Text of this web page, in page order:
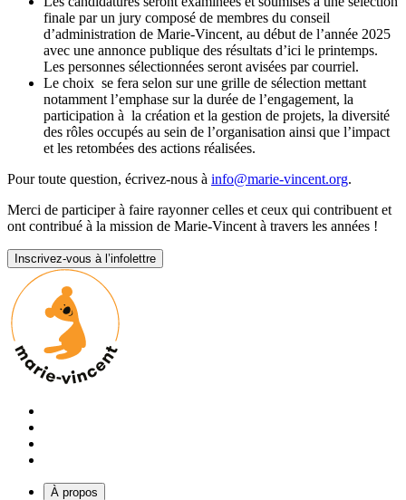
finale par un jury composé de membres du conseil
d’administration de Marie-Vincent, au début de l’année 2025
avec une annonce publique des résultats d’ici le printemps.
Les personnes sélectionnées seront avisées par courriel.
Le choix se fera selon sur une grille de sélection mettant
notamment l’emphase sur la durée de l’engagement, la
participation à la création et la gestion de projets, la diversité
des rôles occupés au sein de l’organisation ainsi que l’impact
et les retombées des actions réalisées.
Pour toute question, écrivez-nous à info@marie-vincent.org.
Merci de participer à faire rayonner celles et ceux qui contribuent et
ont contribué à la mission de Marie-Vincent à travers les années !
Inscrivez-vous à l’infolettre
À propos